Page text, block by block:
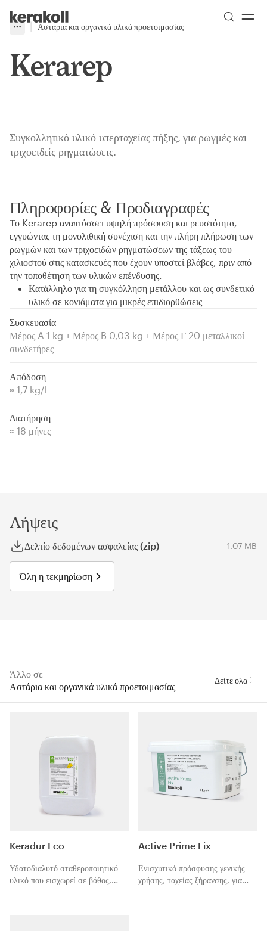
Go to Homepage
More
Toggle menu
Αστάρια και οργανικά υλικά προετοιμασίας
Kerarep
Συγκολλητικό υλικό υπερταχείας πήξης, για ρωγμές και
τριχοειδείς ρηγματώσεις.
Πληροφορίες & Προδιαγραφές
Το Kerarep αναπτύσσει υψηλή πρόσφυση και ρευστότητα,
εγγυώντας τη μονολιθική συνέχιση και την πλήρη πλήρωση των
ρωγμών και των τριχοειδών ρηγματώσεων της τάξεως του
χιλιοστού στις κατασκευές που έχουν υποστεί βλάβες, πριν από
την τοποθέτηση των υλικών επένδυσης.
Κατάλληλο για τη συγκόλληση μετάλλου και ως συνδετικό
υλικό σε κονιάματα για μικρές επιδιορθώσεις
Συσκευασία
Μέρος A 1 kg + Μέρος B 0,03 kg + Μέρος Γ 20 μεταλλικοί
συνδετήρες
Απόδοση
≈ 1,7 kg/l
Διατήρηση
≈ 18 μήνες
Λήψεις
Δελτίο δεδομένων ασφαλείας (zip) 1.07 MB
Όλη η τεκμηρίωση
Άλλο σε
Αστάρια και οργανικά υλικά προετοιμασίας
Δείτε όλα
Keradur Eco
Υδατοδιαλυτό σταθεροποιητικό
υλικό που εισχωρεί σε βάθος,
Active Prime Fix
Ενισχυτικό πρόσφυσης γενικής
χρήσης, ταχείας ξήρανσης, για